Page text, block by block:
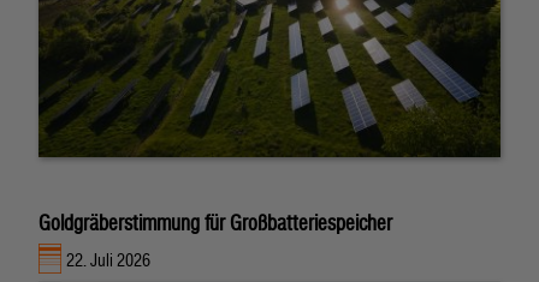
Goldgräberstimmung für Großbatteriespeicher
22. Juli 2026